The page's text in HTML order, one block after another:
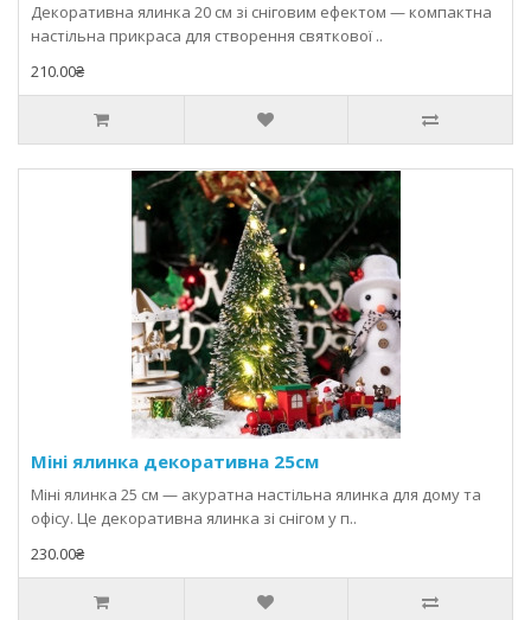
Декоративна ялинка 20 см зі сніговим ефектом — компактна
настільна прикраса для створення святкової ..
210.00₴
Міні ялинка декоративна 25см
Міні ялинка 25 см — акуратна настільна ялинка для дому та
офісу. Це декоративна ялинка зі снігом у п..
230.00₴